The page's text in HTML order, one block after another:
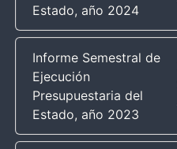
Estado, año 2024
Informe Semestral de
Ejecución
Presupuestaria del
Estado, año 2023